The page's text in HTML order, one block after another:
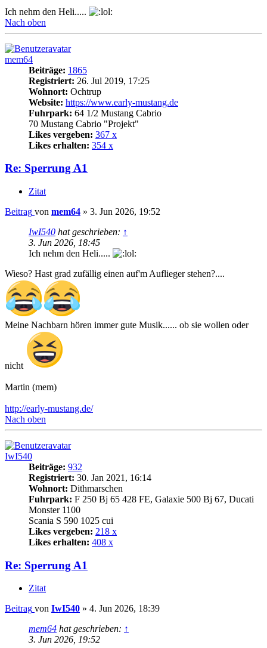
Ich nehm den Heli.....
Nach oben
mem64
Beiträge: 1865
Registriert: 26. Jul 2019, 17:25
Wohnort: Ochtrup
Website: https://www.early-mustang.de
Fuhrpark: 64 1/2 Mustang Cabrio
70 Mustang Cabrio "Projekt"
Likes vergeben: 367 x
Likes erhalten: 354 x
Re: Sperrung A1
Zitat
Beitrag von mem64 » 3. Jun 2026, 19:52
IwI540 hat geschrieben: ↑
3. Jun 2026, 18:45
Ich nehm den Heli.....
Wieso? Hast grad zufällig einen auf'm Auflieger stehen?....
Meine Nachbarn hören immer gute Musik...... ob sie wollen oder
nicht
Martin (mem)
http://early-mustang.de/
Nach oben
IwI540
Beiträge: 932
Registriert: 30. Jan 2021, 16:14
Wohnort: Dithmarschen
Fuhrpark: F 250 Bj 65 428 FE, Galaxie 500 Bj 67, Ducati
Monster 1100
Scania S 590 1025 cui
Likes vergeben: 218 x
Likes erhalten: 408 x
Re: Sperrung A1
Zitat
Beitrag von IwI540 » 4. Jun 2026, 18:39
mem64 hat geschrieben: ↑
3. Jun 2026, 19:52